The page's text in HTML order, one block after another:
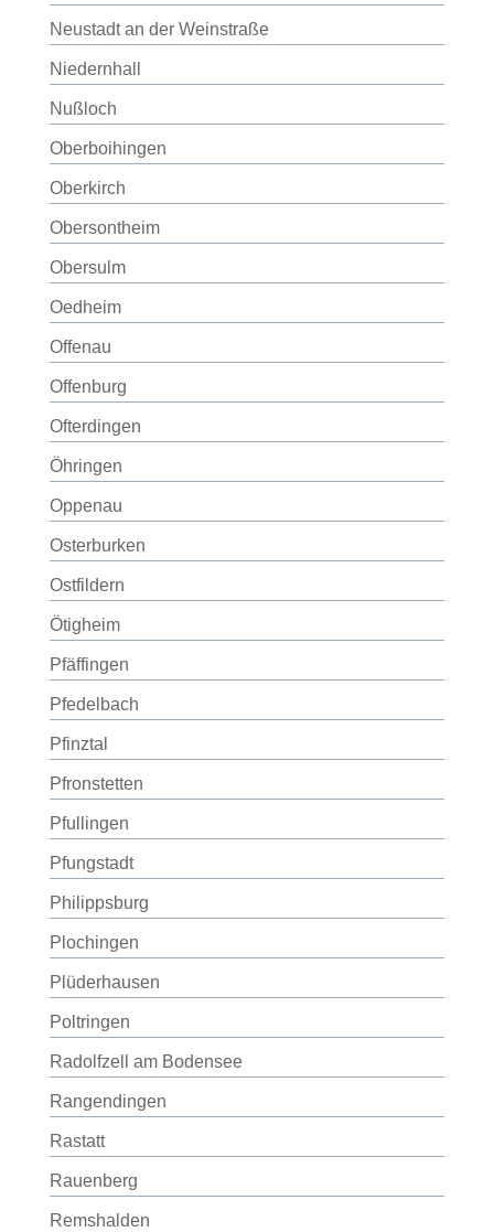
Neustadt an der Weinstraße
Niedernhall
Nußloch
Oberboihingen
Oberkirch
Obersontheim
Obersulm
Oedheim
Offenau
Offenburg
Ofterdingen
Öhringen
Oppenau
Osterburken
Ostfildern
Ötigheim
Pfäffingen
Pfedelbach
Pfinztal
Pfronstetten
Pfullingen
Pfungstadt
Philippsburg
Plochingen
Plüderhausen
Poltringen
Radolfzell am Bodensee
Rangendingen
Rastatt
Rauenberg
Remshalden